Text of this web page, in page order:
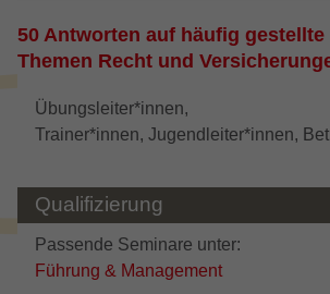
50 Antworten auf häufig gestellte
Themen Recht und
Übungsleiter*innen,
Trainer*innen, Jugendleiter*innen,
Qualifizierung
Passende Seminare unter:
Führung & Management